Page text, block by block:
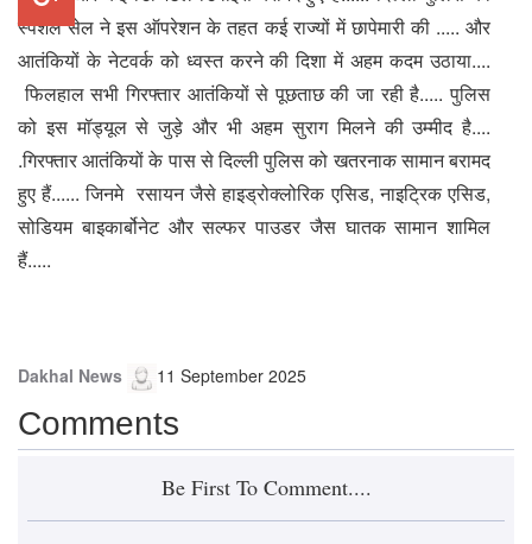
स्पेशल सेल ने इस ऑपरेशन के तहत कई राज्यों में छापेमारी की ..... और
आतंकियों के नेटवर्क को ध्वस्त करने की दिशा में अहम कदम उठाया....
फिलहाल सभी गिरफ्तार आतंकियों से पूछताछ की जा रही है..... पुलिस
को इस मॉड्यूल से जुड़े और भी अहम सुराग मिलने की उम्मीद है....
.गिरफ्तार आतंकियों के पास से दिल्ली पुलिस को खतरनाक सामान बरामद
हुए हैं...... जिनमे रसायन जैसे हाइड्रोक्लोरिक एसिड, नाइट्रिक एसिड,
सोडियम बाइकार्बोनेट और सल्फर पाउडर जैस घातक सामान शामिल
हैं.....
Dakhal News 11 September 2025
Comments
Be First To Comment....